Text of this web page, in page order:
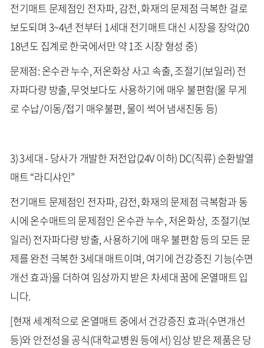
전기매트 문제점인 전자파, 감전, 화재의 문제점 극복한 걸로
보도되며 3~4년 전부터 1세대 전기매트 대신 시장을 장악(20
18년도 집계로 한국에서만 약 1조 시장 형성 중)
문제점: 온수관 누수, 저온화상 사고 속출, 조절기(보일러) 전
자파다량 방출, 무엇보다도 사용하기에 매우 불편함(물 무게
로 수납/이동/접기 매우불편, 물이 썩어 냄새진동 등)
3) 3세대 - 당사가 개발한 저전압(24V 이하) DC(직류) 순환발열
매트 “라디샤인”
전기매트 문제점인 전자파, 감전, 화재의 문제점 극복함과 동
시에 온수매트의 문제점인 온수관 누수, 저온화상, 조절기(보
일러) 전자파다량 방출, 사용하기에 매우 불편함 등의 모든 문
제를 완전 극복한 3세대 매트이며, 여기에 건강증진 기능(수면
개선 효과)을 더하여 임상까지 받은 차세대 꿈에 온열매트 입
니다.
[현재 세계적으로 온열매트 중에서 건강증진 효과(수면개선
등)와 안전성을 공식(대학교병원 등에서) 임상 받은 제품은 당